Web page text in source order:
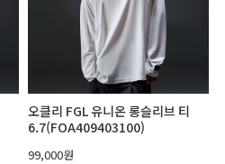
오클리 FGL 유니온 롱슬리브 티
6.7(FOA409403100)
99,000원